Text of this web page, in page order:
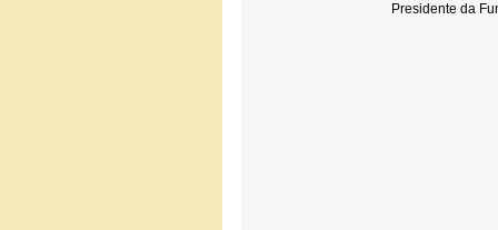
Presidente da